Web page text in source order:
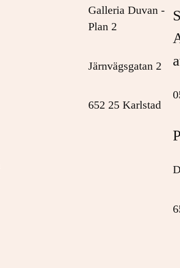
Galleria Duvan -
Plan 2
Järnvägsgatan 2
652 25 Karlstad